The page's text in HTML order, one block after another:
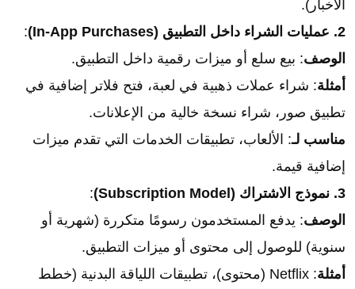
الأخبار).
2. عمليات الشراء داخل التطبيق (In-App Purchases)
:
الوصف: بيع سلع أو ميزات رقمية داخل التطبيق.
أمثلة: شراء عملات ذهبية في لعبة، فتح فلاتر إضافية في
تطبيق صور، شراء نسخة خالية من الإعلانات.
مناسب لـ: الألعاب، تطبيقات الخدمات التي تقدم ميزات
إضافية قيمة.
3. نموذج الاشتراك (Subscription Model)
:
الوصف: يدفع المستخدمون رسومًا متكررة (شهرية أو
سنوية) للوصول إلى محتوى أو ميزات التطبيق.
أمثلة
: Netflix (محتوى)، تطبيقات اللياقة البدنية (خطط